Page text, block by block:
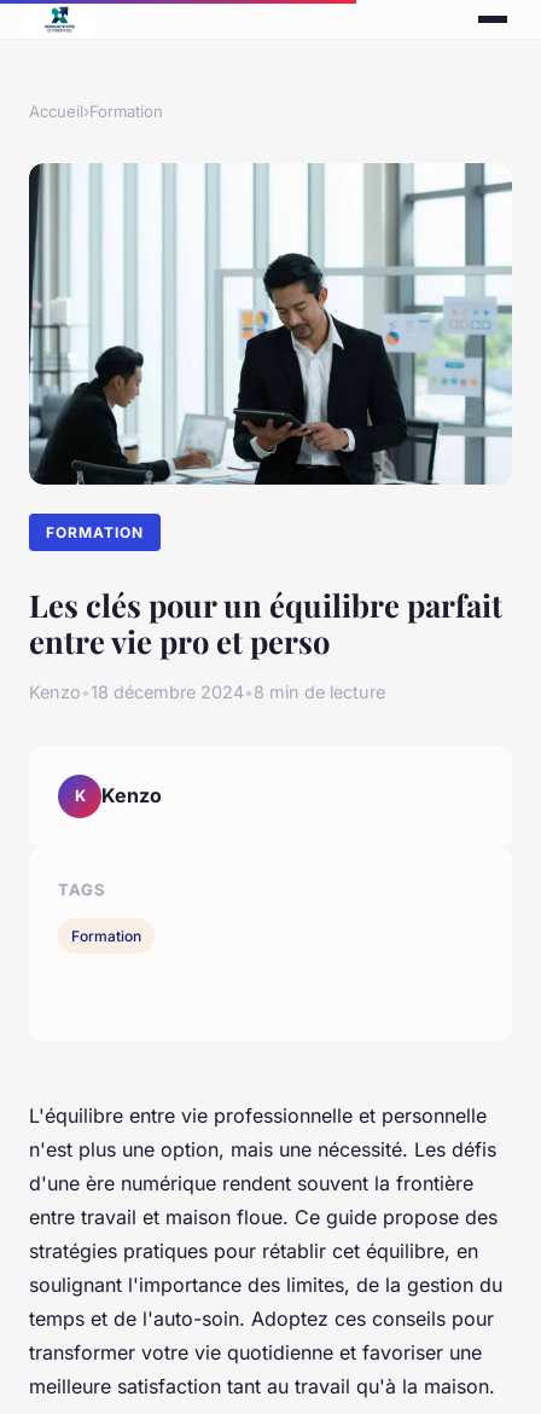
Accueil›Formation
FORMATION
Les clés pour un équilibre parfait
entre vie pro et perso
Kenzo•18 décembre 2024•8 min de lecture
L'équilibre entre vie professionnelle et personnelle
n'est plus une option, mais une nécessité. Les défis
d'une ère numérique rendent souvent la frontière
entre travail et maison floue. Ce guide propose des
stratégies pratiques pour rétablir cet équilibre, en
soulignant l'importance des limites, de la gestion du
temps et de l'auto-soin. Adoptez ces conseils pour
transformer votre vie quotidienne et favoriser une
meilleure satisfaction tant au travail qu'à la maison.
K Kenzo
TAGS
Formation